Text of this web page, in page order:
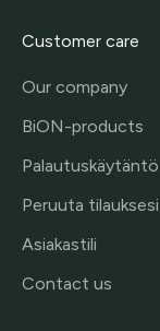
Customer care
Our company
BiON-products
Palautuskäytäntö
Peruuta tilauksesi
Asiakastili
Contact us